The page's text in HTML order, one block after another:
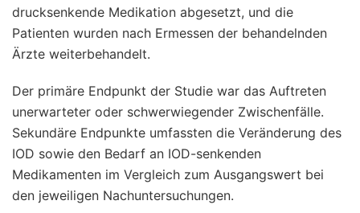
drucksenkende Medikation abgesetzt, und die
Patienten wurden nach Ermessen der behandelnden
Ärzte weiterbehandelt.
Der primäre Endpunkt der Studie war das Auftreten
unerwarteter oder schwerwiegender Zwischenfälle.
Sekundäre Endpunkte umfassten die Veränderung des
IOD sowie den Bedarf an IOD-senkenden
Medikamenten im Vergleich zum Ausgangswert bei
den jeweiligen Nachuntersuchungen.